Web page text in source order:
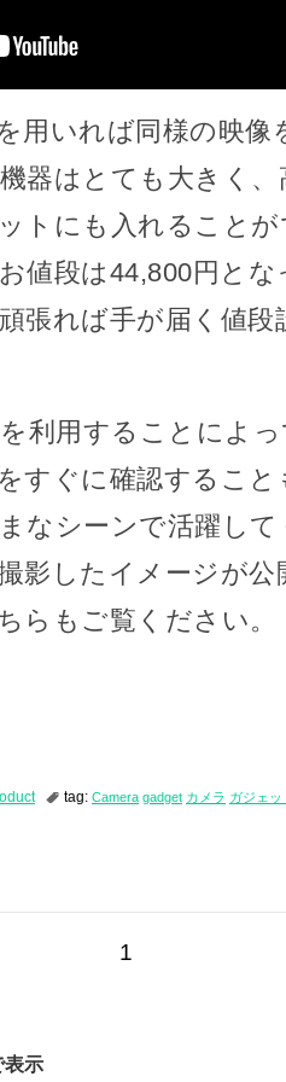
用いれば同様の映像
器はとても大きく
トにも入れること
値段は44,800円と
張れば手が届く値
利用することによ
すぐに確認すること
なシーンで活躍し
影したイメージが
らもご覧ください。
tag: Camera gadget カメラ ガジェッ
1
表示